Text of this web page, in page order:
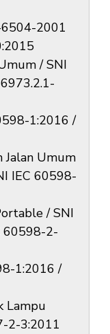
2001
/ SNI
1:2016 /
Jalan Umum
IEC 60598-
/ SNI
60598-2-
1:2016 /
Lampu
2-3:2011